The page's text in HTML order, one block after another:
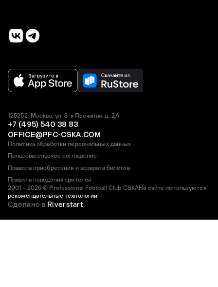
2001—2026 © Professional Football Club CSKAНа сайте используются
рекомендательные технологии
125252, Москва, ул. 3-я Песчаная, д. 2А
+7 (495) 540 38 83
OFFICE@PFC-CSKA.COM
Политика обработки персональных данных
Пользовательское соглашение
Правила приобретения и возврата билетов
Правила поведения зрителей
Сделано в Riverstart